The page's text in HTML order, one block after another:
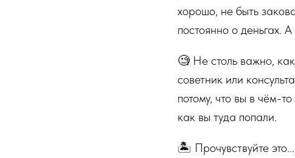
хорошо, не быть
постоянно о деньгах.
🧐 Не столь важно,
советник или
потому, что вы в чём-
как вы туда попали.
🏝️ Прочувствуйте это...